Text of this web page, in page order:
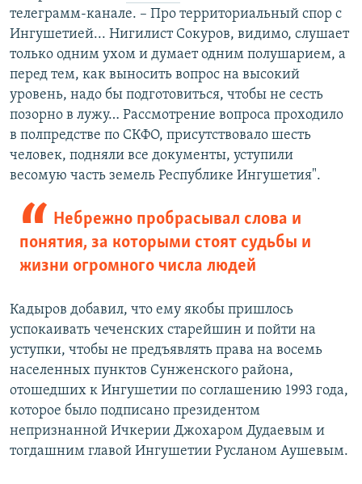
телеграмм-канале. – Про территориальный спор с
Ингушетией... Нигилист Сокуров, видимо, слушает
только одним ухом и думает одним полушарием, а
перед тем, как выносить вопрос на высокий
уровень, надо бы подготовиться, чтобы не сесть
позорно в лужу… Рассмотрение вопроса проходило
в полпредстве по СКФО, присутствовало шесть
человек, подняли все документы, уступили
весомую часть земель Республике Ингушетия".
Небрежно пробрасывал слова и
понятия, за которыми стоят судьбы и
жизни огромного числа людей
Кадыров добавил, что ему якобы пришлось
успокаивать чеченских старейшин и пойти на
уступки, чтобы не предъявлять права на восемь
населенных пунктов Сунженского района,
отошедших к Ингушетии по соглашению 1993 года,
которое было подписано президентом
непризнанной Ичкерии Джохаром Дудаевым и
тогдашним главой Ингушетии Русланом Аушевым.